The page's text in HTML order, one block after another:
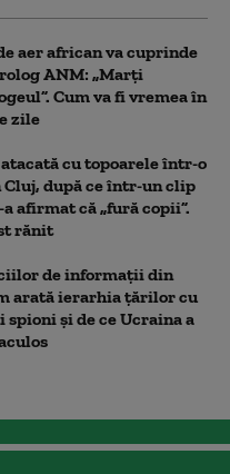
aer african va cuprinde
ANM: „Marți
Cum va fi vremea în
zile
cu topoarele într-o
Cluj, după ce într-un clip
afirmat că „fură copii”.
rănit
de informații din
arată ierarhia țărilor cu
spioni și de ce Ucraina a